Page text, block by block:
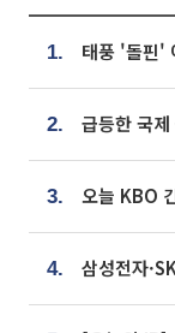
1.
2. 급등한 국
3. 오늘 KBO
4. 삼성전자